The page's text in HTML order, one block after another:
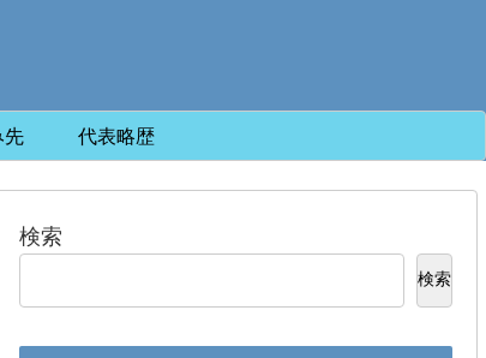
代表略歴
検索
検索